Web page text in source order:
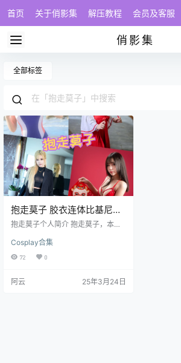
首页 关于俏影集 解压教程 会员及客服
俏影集
全部标签
抱走莫子 胶衣连体比基尼性
感写真图包合集下载
抱走莫子个人简介 抱走莫子，本名
国，是一位备受瞩目的Coser和写真
模特，以其甜美的外貌和高还原度
万，尽管她的账号多次被封禁，但
Cosplay合集
72 0
阿云 25年3月24日